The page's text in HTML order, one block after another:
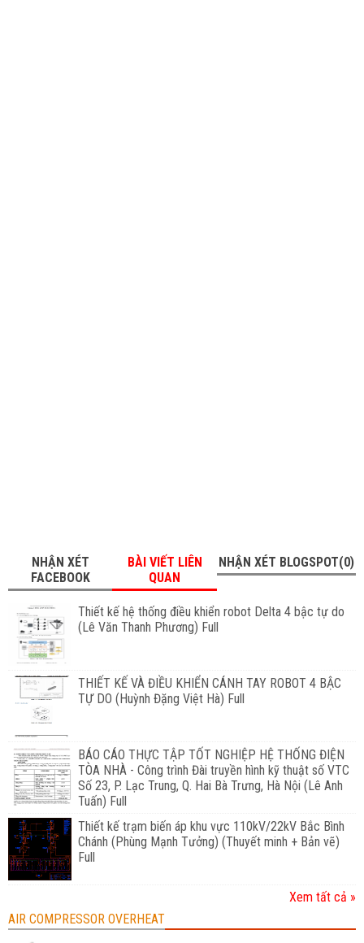
NHẬN XÉT
FACEBOOK
BÀI VIẾT LIÊN
QUAN
NHẬN XÉT BLOGSPOT(0)
Thiết kế hệ thống điều khiển robot Delta 4 bậc tự do
(Lê Văn Thanh Phương) Full
THIẾT KẾ VÀ ĐIỀU KHIỂN CÁNH TAY ROBOT 4 BẬC
TỰ DO (Huỳnh Đặng Việt Hà) Full
BÁO CÁO THỰC TẬP TỐT NGHIỆP HỆ THỐNG ĐIỆN
TÒA NHÀ - Công trình Đài truyền hình kỹ thuật số VTC
Số 23, P. Lạc Trung, Q. Hai Bà Trưng, Hà Nội (Lê Anh
Tuấn) Full
Thiết kế trạm biến áp khu vực 110kV/22kV Bắc Bình
Chánh (Phùng Mạnh Tưởng) (Thuyết minh + Bản vẽ)
Full
Xem tất cả »
AIR COMPRESSOR OVERHEAT